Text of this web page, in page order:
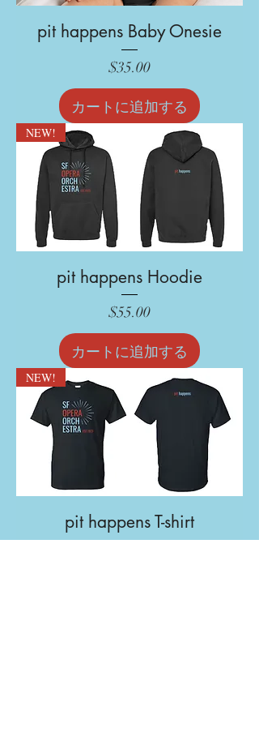
pit happens Baby Onesie
価格
$35.00
カートに追加する
NEW!
pit happens Hoodie
価格
$55.00
カートに追加する
NEW!
pit happens T-shirt